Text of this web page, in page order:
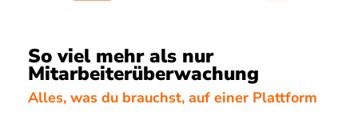
So viel mehr als nur
Mitarbeiterüberwachung
Alles, was du brauchst, auf einer Plattform